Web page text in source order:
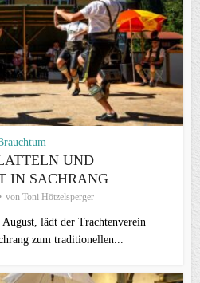
UND
IN SACHRANG
von Toni Hötzelsperger
lädt der Trachtenverein
zum traditionellen...